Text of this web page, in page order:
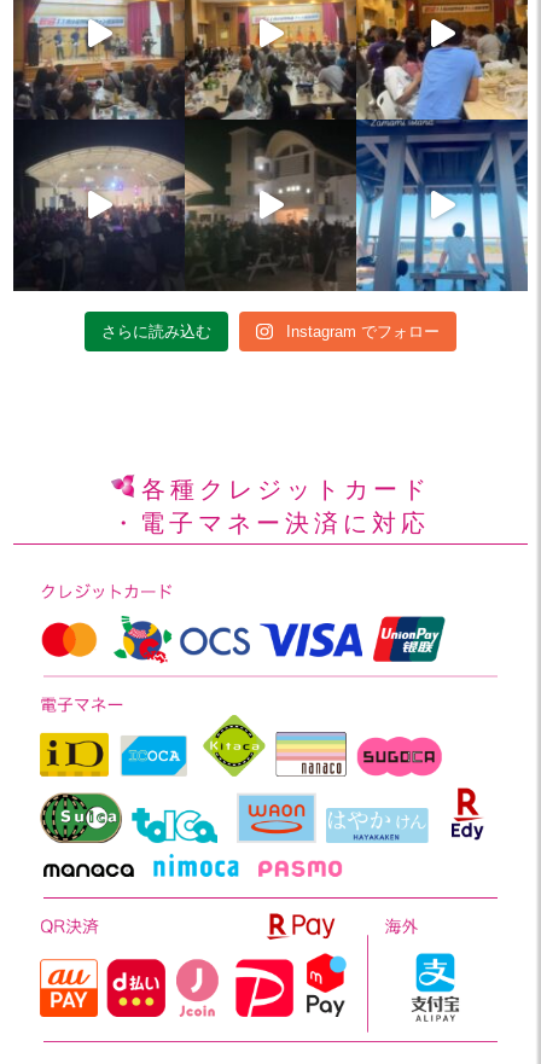
さらに読み込む Instagram でフォロー
各種クレジットカード
・電子マネー決済に対応